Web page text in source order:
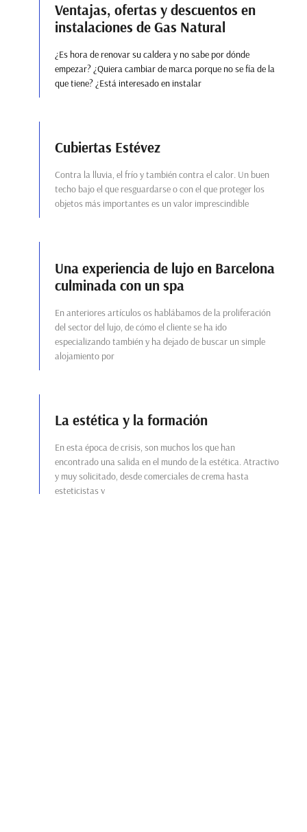
Ventajas, ofertas y descuentos en
instalaciones de Gas Natural
¿Es hora de renovar su caldera y no sabe por dónde
empezar? ¿Quiera cambiar de marca porque no se fía de la
que tiene? ¿Está interesado en instalar
Cubiertas Estévez
Contra la lluvia, el frío y también contra el calor. Un buen
techo bajo el que resguardarse o con el que proteger los
objetos más importantes es un valor imprescindible
Una experiencia de lujo en Barcelona
culminada con un spa
En anteriores artículos os hablábamos de la proliferación
del sector del lujo, de cómo el cliente se ha ido
especializando también y ha dejado de buscar un simple
alojamiento por
La estética y la formación
En esta época de crisis, son muchos los que han
encontrado una salida en el mundo de la estética. Atractivo
y muy solicitado, desde comerciales de crema hasta
esteticistas y